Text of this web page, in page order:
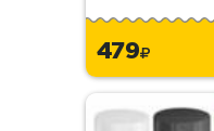
479